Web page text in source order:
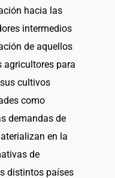
hacia las
intermedios
de aquellos
agricultores para
cultivos
como
demandas de
en la
de
distintos países